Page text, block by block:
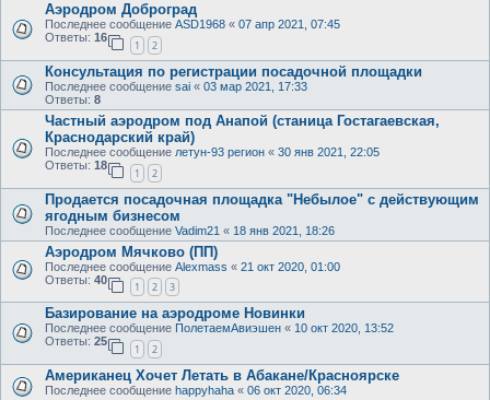
Аэродром Доброград
Последнее сообщение ASD1968 « 07 апр 2021, 07:45
Ответы: 16
1 2
Консультация по регистрации посадочной площадки
Последнее сообщение sai « 03 мар 2021, 17:33
Ответы: 8
Частный аэродром под Анапой (станица Гостагаевская,
Краснодарский край)
Последнее сообщение летун-93 регион « 30 янв 2021, 22:05
Ответы: 18
1 2
Продается посадочная площадка "Небылое" с действующим
ягодным бизнесом
Последнее сообщение Vadim21 « 18 янв 2021, 18:26
Аэродром Мячково (ПП)
Последнее сообщение Alexmass « 21 окт 2020, 01:00
Ответы: 40
1 2 3
Базирование на аэродроме Новинки
Последнее сообщение ПолетаемАвиэшен « 10 окт 2020, 13:52
Ответы: 25
1 2
Американец Хочет Летать в Абакане/Красноярске
Последнее сообщение happyhaha « 06 окт 2020, 06:34